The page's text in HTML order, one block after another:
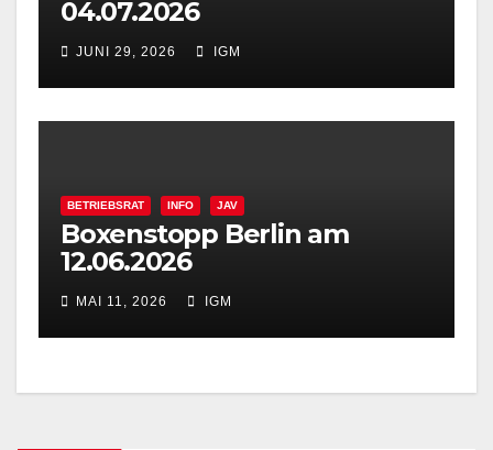
04.07.2026
JUNI 29, 2026 IGM
BETRIEBSRAT INFO JAV
Boxenstopp Berlin am
12.06.2026
MAI 11, 2026 IGM